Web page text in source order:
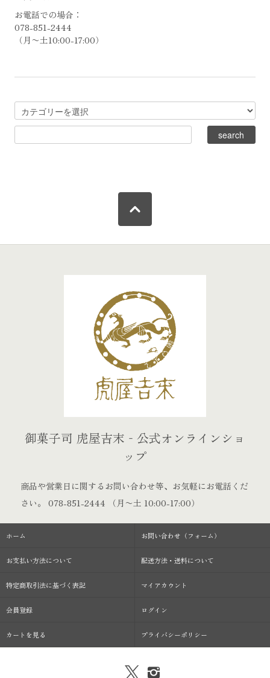
お電話での場合：
078-851-2444
（月〜土10:00-17:00）
御菓子司 虎屋吉末‐公式オンラインショ
ップ
商品や営業日に関するお問い合わせ等、お気軽にお電話くだ
さい。
078-851-2444 （月〜土 10:00-17:00）
ホーム お問い合わせ（フォーム）
お支払い方法について 配送方法・送料について
特定商取引法に基づく表記 マイアカウント
会員登録 ログイン
カートを見る プライバシーポリシー